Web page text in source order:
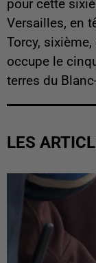
pour cette
Versailles, en
Torcy,
occupe le
terres du
LES